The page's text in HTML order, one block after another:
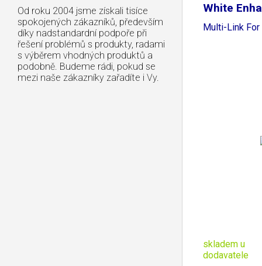
Od roku 2004 jsme získali tisíce
spokojených zákazníků, především
díky nadstandardní podpoře při
řešení problémů s produkty, radami
s výběrem vhodných produktů a
podobně. Budeme rádi, pokud se
mezi naše zákazníky zařadíte i Vy.
White
Multi-Link
skladem u
dodavatele